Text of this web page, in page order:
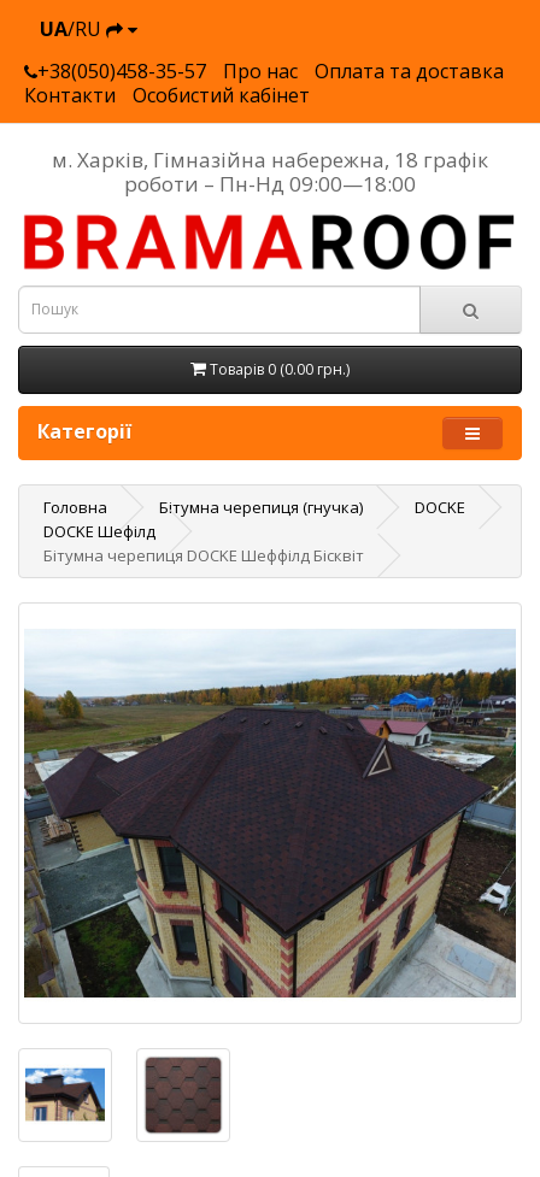
UA/RU
+38(050)458-35-57
Про нас
Оплата та доставка
Контакти
Особистий кабінет
м. Харків, Гімназійна набережна, 18 графік
роботи – Пн-Нд 09:00—18:00
Товарів 0 (0.00 грн.)
Категорії
Головна Бітумна черепиця (гнучка)
DOCKE
DOCKE Шефілд
Бітумна черепиця DOCKE Шеффілд Бісквіт